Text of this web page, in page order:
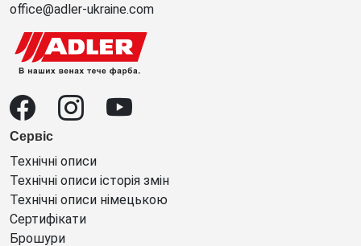
office@adler-ukraine.com
Сервіс
Технічні описи
Технічні описи історія змін
Технічні описи німецькою
Сертифікати
Брошури